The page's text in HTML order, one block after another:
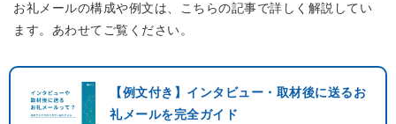
お礼メールの構成や例文は、こちらの記事で詳しく解説してい
ます。あわせてご覧ください。
【例文付き】インタビュー・取材後に送るお
礼メールを完全ガイド